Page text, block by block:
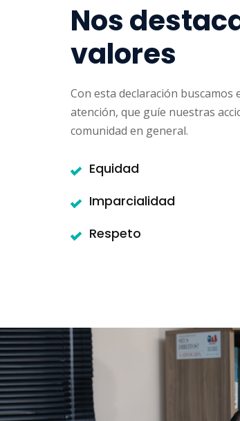
Nos
valores
Con esta declaración buscamos
atención, que guíe nuestras
comunidad en general.
Equidad
Imparcialidad
Respeto